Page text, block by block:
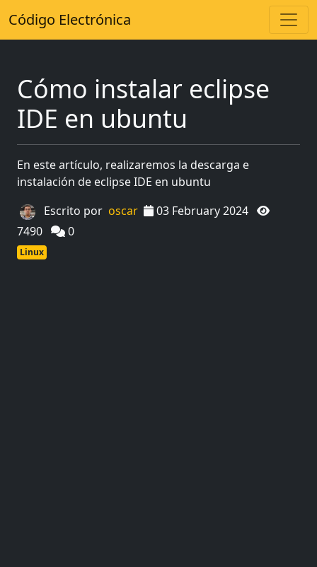
Código Electrónica
Cómo instalar eclipse
IDE en ubuntu
En este artículo, realizaremos la descarga e
instalación de eclipse IDE en ubuntu
Escrito por oscar
03 February 2024
7490
0
Linux